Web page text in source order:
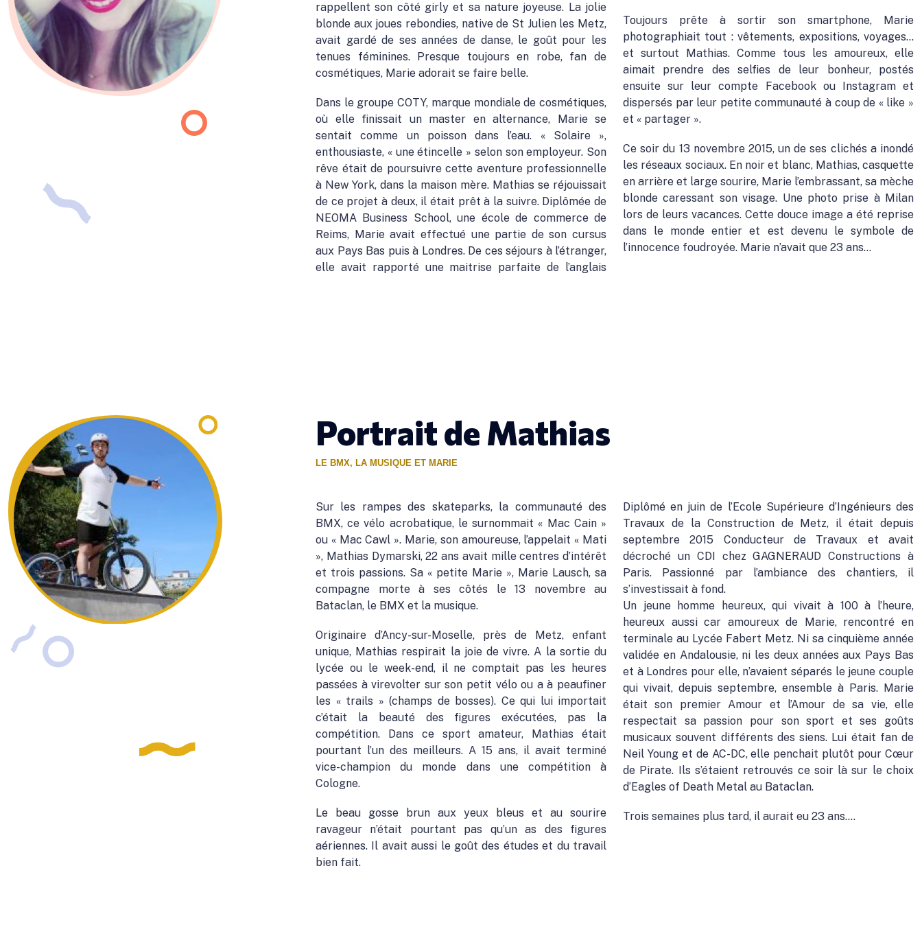
rappellent son côté girly et sa nature joyeuse. La jolie
blonde aux joues rebondies, native de St Julien les Metz,
avait gardé de ses années de danse, le goût pour les
tenues féminines. Presque toujours en robe, fan de
cosmétiques, Marie adorait se faire belle.
Dans le groupe COTY, marque mondiale de cosmétiques,
où elle finissait un master en alternance, Marie se
sentait comme un poisson dans l’eau. « Solaire »,
enthousiaste, « une étincelle » selon son employeur. Son
rêve était de poursuivre cette aventure professionnelle
à New York, dans la maison mère. Mathias se réjouissait
de ce projet à deux, il était prêt à la suivre. Diplômée de
NEOMA Business School, une école de commerce de
Reims, Marie avait effectué une partie de son cursus
aux Pays Bas puis à Londres. De ces séjours à l’étranger,
elle avait rapporté une maitrise parfaite de l’anglais
Toujours prête à sortir son smartphone, Marie
photographiait tout : vêtements, expositions, voyages…
et surtout Mathias. Comme tous les amoureux, elle
aimait prendre des selfies de leur bonheur, postés
ensuite sur leur compte Facebook ou Instagram et
dispersés par leur petite communauté à coup de « like »
et « partager ».
Ce soir du 13 novembre 2015, un de ses clichés a inondé
les réseaux sociaux. En noir et blanc, Mathias, casquette
en arrière et large sourire, Marie l’embrassant, sa mèche
blonde caressant son visage. Une photo prise à Milan
lors de leurs vacances. Cette douce image a été reprise
dans le monde entier et est devenu le symbole de
l’innocence foudroyée. Marie n’avait que 23 ans…
Portrait de Mathias
LE BMX, LA MUSIQUE ET MARIE
Sur les rampes des skateparks, la communauté des
BMX, ce vélo acrobatique, le surnommait « Mac Cain »
ou « Mac Cawl ». Marie, son amoureuse, l’appelait « Mati
», Mathias Dymarski, 22 ans avait mille centres d’intérêt
et trois passions. Sa « petite Marie », Marie Lausch, sa
compagne morte à ses côtés le 13 novembre au
Bataclan, le BMX et la musique.
Originaire d’Ancy-sur-Moselle, près de Metz, enfant
unique, Mathias respirait la joie de vivre. A la sortie du
lycée ou le week-end, il ne comptait pas les heures
passées à virevolter sur son petit vélo ou a à peaufiner
les « trails » (champs de bosses). Ce qui lui importait
c’était la beauté des figures exécutées, pas la
compétition. Dans ce sport amateur, Mathias était
pourtant l’un des meilleurs. A 15 ans, il avait terminé
vice-champion du monde dans une compétition à
Cologne.
Le beau gosse brun aux yeux bleus et au sourire
ravageur n’était pourtant pas qu’un as des figures
aériennes. Il avait aussi le goût des études et du travail
bien fait.
Diplômé en juin de l’Ecole Supérieure d’Ingénieurs des
Travaux de la Construction de Metz, il était depuis
septembre 2015 Conducteur de Travaux et avait
décroché un CDI chez GAGNERAUD Constructions à
Paris. Passionné par l’ambiance des chantiers, il
s’investissait à fond.
Un jeune homme heureux, qui vivait à 100 à l’heure,
heureux aussi car amoureux de Marie, rencontré en
terminale au Lycée Fabert Metz. Ni sa cinquième année
validée en Andalousie, ni les deux années aux Pays Bas
et à Londres pour elle, n’avaient séparés le jeune couple
qui vivait, depuis septembre, ensemble à Paris. Marie
était son premier Amour et l’Amour de sa vie, elle
respectait sa passion pour son sport et ses goûts
musicaux souvent différents des siens. Lui était fan de
Neil Young et de AC-DC, elle penchait plutôt pour Cœur
de Pirate. Ils s’étaient retrouvés ce soir là sur le choix
d’Eagles of Death Metal au Bataclan.
Trois semaines plus tard, il aurait eu 23 ans….